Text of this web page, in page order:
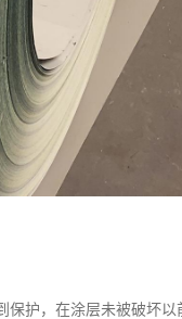
护，在涂层未被破坏以